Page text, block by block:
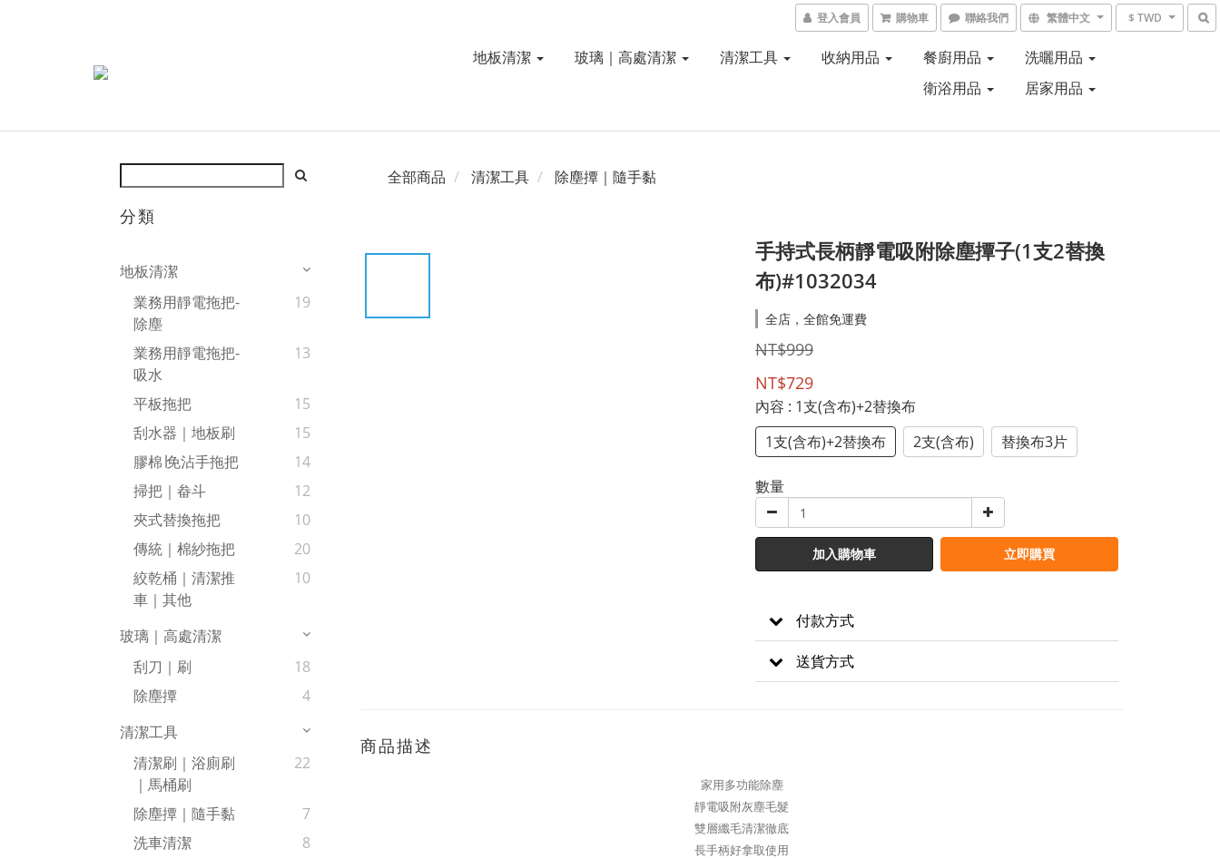
登入會員 購物車 聯絡我們 繁體中文 $ TWD
地板清潔 玻璃｜高處清潔 清潔工具 收納用品 餐廚用品
洗曬用品
衛浴用品
居家用品
分類
地板清潔
業務用靜電拖把-
除塵
19
業務用靜電拖把-
吸水
13
平板拖把
15
刮水器｜地板刷
15
膠棉∣免沾手拖把
14
掃把｜畚斗
12
夾式替換拖把
10
傳統｜棉紗拖把
20
絞乾桶｜清潔推
車｜其他
10
玻璃｜高處清潔
刮刀｜刷
18
除塵撢
4
清潔工具
清潔刷｜浴廁刷
｜馬桶刷
22
除塵撢｜隨手黏
7
洗車清潔
8
全部商品 清潔工具 除塵撢｜隨手黏
手持式長柄靜電吸附除塵撢子(1支2替換
布)#1032034
全店，全館免運費
NT$999
NT$729
內容 : 1支(含布)+2替換布
1支(含布)+2替換布
2支(含布) 替換布3片
數量
加入購物車 立即購買
付款方式
送貨方式
商品描述
家用多功能除塵
靜電吸附灰塵毛髮
雙層纖毛清潔徹底
長手柄好拿取使用